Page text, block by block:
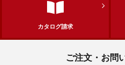
カタログ請求
ご注文・お問